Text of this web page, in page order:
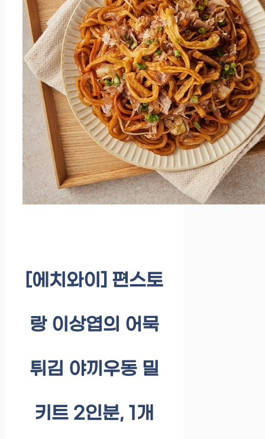
[에치와이] 편스토
랑 이상엽의 어묵
튀김 야끼우동 밀
키트 2인분, 1개